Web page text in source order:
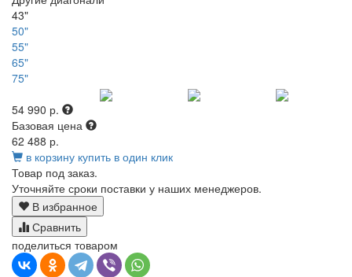
43"
50"
55"
65"
75"
54 990 р.
Базовая цена
62 488 р.
в корзину купить в один клик
Товар под заказ.
Уточняйте сроки поставки у наших менеджеров.
В избранное
Сравнить
поделиться товаром